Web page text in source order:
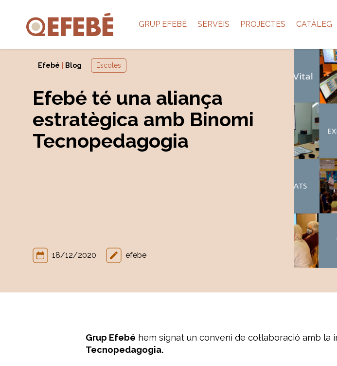
GRUP EFEBÉ SERVEIS PROJECTES CATÀLEG
Efebé Blog Escoles
Efebé té una aliança
estratègica amb Binomi
Tecnopedagogia
18/12/2020 efebe
Grup Efebé hem signat un conveni de col·laboració amb la
Tecnopedagogia.